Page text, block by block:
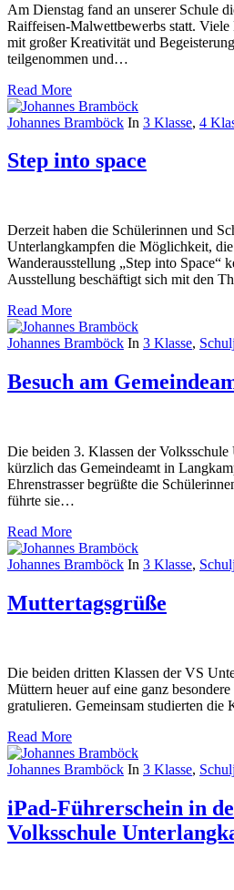
Am Dienstag fand an unserer Schule
Raiffeisen-Malwettbewerbs statt. Viele
mit großer Kreativität und
teilgenommen und…
Read More
Johannes Bramböck In 3 Klasse, 4
Step into space
Derzeit haben die Schülerinnen und
Unterlangkampfen die Möglichkeit, die
Wanderausstellung „Step into Space“
Ausstellung beschäftigt sich mit den
Read More
Johannes Bramböck In 3 Klasse,
Besuch am
Die beiden 3. Klassen der
kürzlich das Gemeindeamt in
Ehrenstrasser begrüßte die
führte sie…
Read More
Johannes Bramböck In 3 Klasse,
Muttertagsgrüße
Die beiden dritten Klassen der VS
Müttern heuer auf eine ganz
gratulieren. Gemeinsam studierten
Read More
Johannes Bramböck In 3 Klasse,
iPad-Führerschein in
Volksschule